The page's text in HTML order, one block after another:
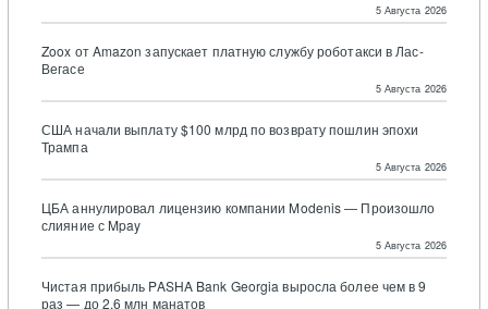
5 Августа 2026
Zoox от Amazon запускает платную службу роботакси в Лас-
Вегасе
5 Августа 2026
США начали выплату $100 млрд по возврату пошлин эпохи
Трампа
5 Августа 2026
ЦБА аннулировал лицензию компании Modenis — Произошло
слияние с Mpay
5 Августа 2026
Чистая прибыль PASHA Bank Georgia выросла более чем в 9
раз — до 2,6 млн манатов